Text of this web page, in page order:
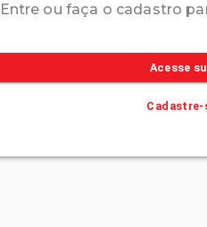
Entre ou faça o cadastro
Acesse
Cadastre-